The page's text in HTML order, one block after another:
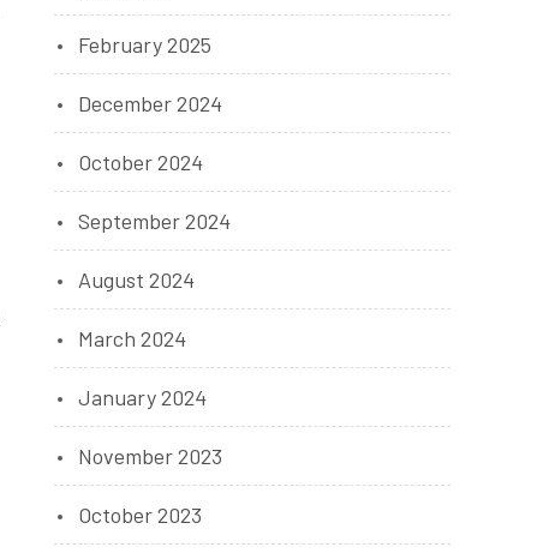
February 2025
December 2024
October 2024
September 2024
August 2024
March 2024
January 2024
November 2023
October 2023